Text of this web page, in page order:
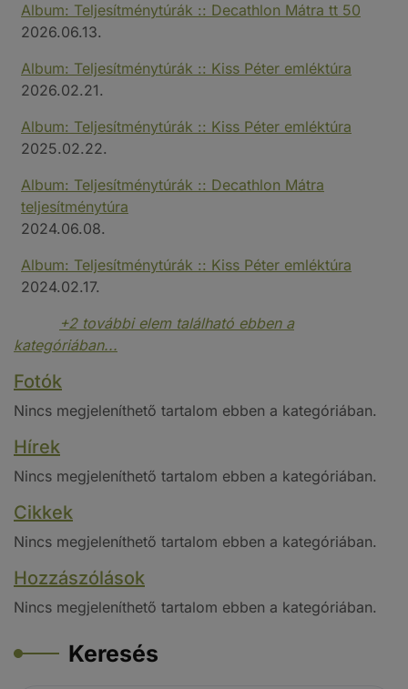
Album: Teljesítménytúrák :: Decathlon Mátra tt 50
2026.06.13.
Album: Teljesítménytúrák :: Kiss Péter emléktúra
2026.02.21.
Album: Teljesítménytúrák :: Kiss Péter emléktúra
2025.02.22.
Album: Teljesítménytúrák :: Decathlon Mátra
teljesítménytúra
2024.06.08.
Album: Teljesítménytúrák :: Kiss Péter emléktúra
2024.02.17.
+2 további elem található ebben a
kategóriában...
Fotók
Nincs megjeleníthető tartalom ebben a kategóriában.
Hírek
Nincs megjeleníthető tartalom ebben a kategóriában.
Cikkek
Nincs megjeleníthető tartalom ebben a kategóriában.
Hozzászólások
Nincs megjeleníthető tartalom ebben a kategóriában.
Keresés